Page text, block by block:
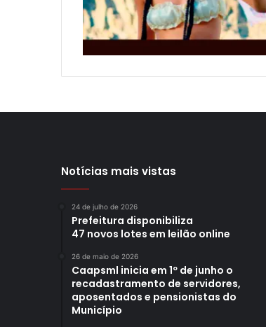
Notícias mais vistas
24 de julho de 2026
Prefeitura disponibiliza
47 novos lotes em leilão online
26 de maio de 2026
Caapsml inicia em 1º de junho o
recadastramento de servidores,
aposentados e pensionistas do
Município